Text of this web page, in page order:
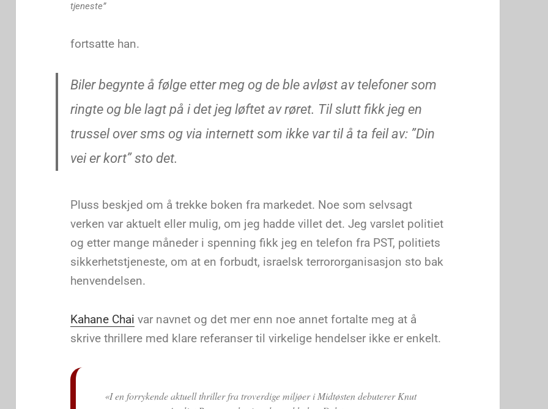
tjeneste”
fortsatte han.
Biler begynte å følge etter meg og de ble avløst av telefoner som
ringte og ble lagt på i det jeg løftet av røret. Til slutt fikk jeg en
trussel over sms og via internett som ikke var til å ta feil av: ”Din
vei er kort” sto det.
Pluss beskjed om å trekke boken fra markedet. Noe som selvsagt
verken var aktuelt eller mulig, om jeg hadde villet det. Jeg varslet politiet
og etter mange måneder i spenning fikk jeg en telefon fra PST, politiets
sikkerhetstjeneste, om at en forbudt, israelsk terrororganisasjon sto bak
henvendelsen.
Kahane Chai var navnet og det mer enn noe annet fortalte meg at å
skrive thrillere med klare referanser til virkelige hendelser ikke er enkelt.
Dreamland.com... «Den mest medrivende pageturneren jeg har lest på norsk i år.»